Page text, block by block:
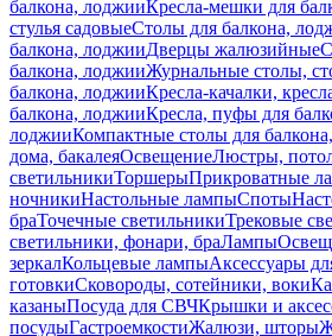
балкона, лоджииКресла-мешки для
стулья садовыеСтолы для балкона,
балкона, лоджииДверцы жалюзийные
балкона, лоджииЖурнальные столы,
балкона, лоджииКресла-качалки,
балкона, лоджииКресла, пуфы для
лоджииКомпактные столы для
дома, бакалеяОсвещениеЛюстры,
светильникиТоршерыПрикроватные
ночникиНастольные лампыСпоты
браТочечные светильникиТрековые
светильники, фонари, браЛампы
зеркалКольцевые лампыАксессуары
готовкиСковороды, сотейники, воки
казаныПосуда для СВЧКрышки и
посудыГастроемкостиЖалюзи, шторы